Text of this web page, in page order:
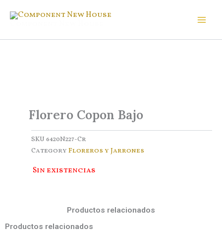
Florero Copon Bajo
SKU 6420N227-Cr
Category Floreros y Jarrones
Sin existencias
Productos relacionados
Productos relacionados